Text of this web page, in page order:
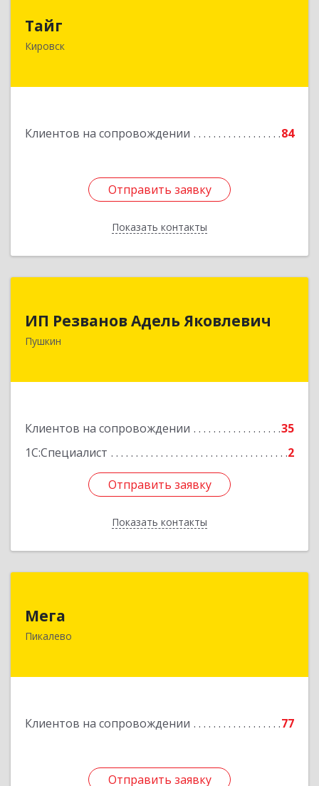
Тайг
Кировск
Клиентов на сопровождении 84
Отправить заявку
Показать контакты
Кировск г, Новая ул, дом № 13, корпус 3, кв.3
Подробнее
Отправить заявку
Назад
ИП Резванов Адель Яковлевич
Пушкин
Клиентов на сопровождении
35
1С:Специалист
2
Отправить заявку
Показать контакты
196602, Санкт-Петербург г, Пушкин г, Красной
Подробнее
Отправить заявку
Назад
Мега
Пикалево
Клиентов на сопровождении 77
Отправить заявку
Подробнее
Отправить заявку